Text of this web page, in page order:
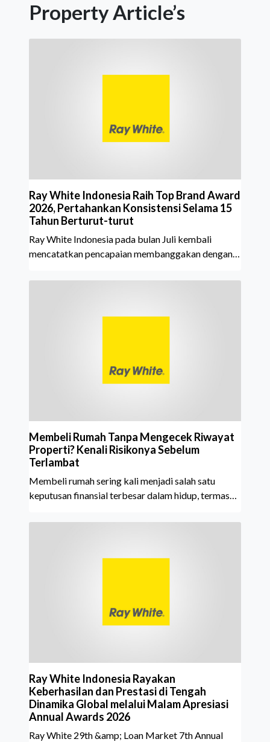
Property Article’s
Ray White Indonesia Raih Top Brand Award
2026, Pertahankan Konsistensi Selama 15
Tahun Berturut-turut
Ray White Indonesia pada bulan Juli kembali
mencatatkan pencapaian membanggakan dengan
Property Agent. Penghargaan ini menjadi semakin
White Indonesia. Top Brand Award m
Membeli Rumah Tanpa Mengecek Riwayat
Properti? Kenali Risikonya Sebelum
Terlambat
Membeli rumah sering kali menjadi salah satu
keputusan finansial terbesar dalam hidup, termasuk
aktif merencanakan kepemilikan hunian maupun
kepemilikan hingga riwaya
Ray White Indonesia Rayakan
Keberhasilan dan Prestasi di Tengah
Dinamika Global melalui Malam Apresiasi
Annual Awards 2026
Ray White 29th &amp; Loan Market 7th Annual